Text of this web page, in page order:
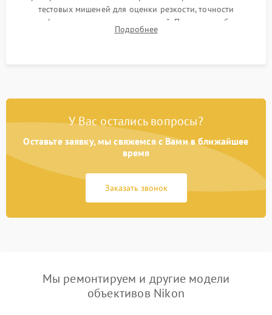
тестовых мишеней для оценки резкости, точности
автофокуса и отсутствия искажений. Проверка работы
диафрагмы на закрытых значениях и тестирование
Подробнее
У Вас остались вопросы?
Оставьте заявку, мы свяжемся с Вами в ближайшее
время
Заказать звонок
Мы ремонтируем и другие модели
объективов Nikon